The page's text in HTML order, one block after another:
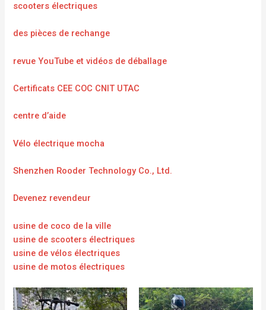
scooters électriques
des pièces de rechange
revue YouTube et vidéos de déballage
Certificats CEE COC CNIT UTAC
centre d’aide
Vélo électrique mocha
Shenzhen Rooder Technology Co., Ltd.
Devenez revendeur
usine de coco de la ville
usine de scooters électriques
usine de vélos électriques
usine de motos électriques